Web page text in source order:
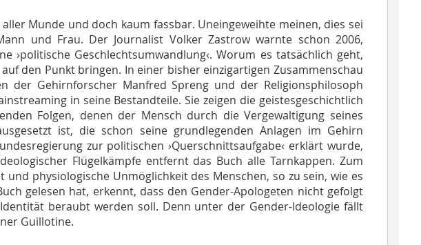
Munde und doch kaum fassbar. Uneingeweihte meinen, dies sei
und Frau. Der Journalist Volker Zastrow warnte schon 2006,
›politische Geschlechtsumwandlung‹. Worum es tatsächlich geht,
den Punkt bringen. In einer bisher einzigartigen Zusammenschau
der Gehirnforscher Manfred Spreng und der Religionsphilosoph
in seine Bestandteile. Sie zeigen die geistesgeschichtlich
Folgen, denen der Mensch durch die Vergewaltigung seines
ist, die schon seine grundlegenden Anlagen im Gehirn
zur politischen ›Querschnittsaufgabe‹ erklärt wurde,
Flügelkämpfe entfernt das Buch alle Tarnkappen. Zum
physiologische Unmöglichkeit des Menschen, so zu sein, wie es
gelesen hat, erkennt, dass den Gender-Apologeten nicht gefolgt
beraubt werden soll. Denn unter der Gender-Ideologie fällt
Guillotine.